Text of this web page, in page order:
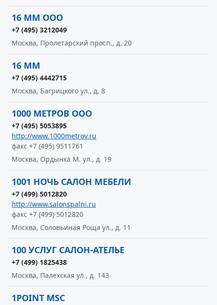
16 ММ ООО
+7 (495) 3212049
Москва, Пролетарский просп., д. 20
16 ММ
+7 (495) 4442715
Москва, Багрицкого ул., д. 8
1000 МЕТРОВ ООО
+7 (495) 5053895
http://www.1000metrov.ru
факс +7 (495) 9511761
Москва, Ордынка М. ул., д. 19
1001 НОЧЬ САЛОН МЕБЕЛИ
+7 (499) 5012820
http://www.salonspalni.ru
факс +7 (499) 5012820
Москва, Соловьиная Роща ул., д. 11
100 УСЛУГ САЛОН-АТЕЛЬЕ
+7 (499) 1825438
Москва, Палехская ул., д. 143
1POINT MSC